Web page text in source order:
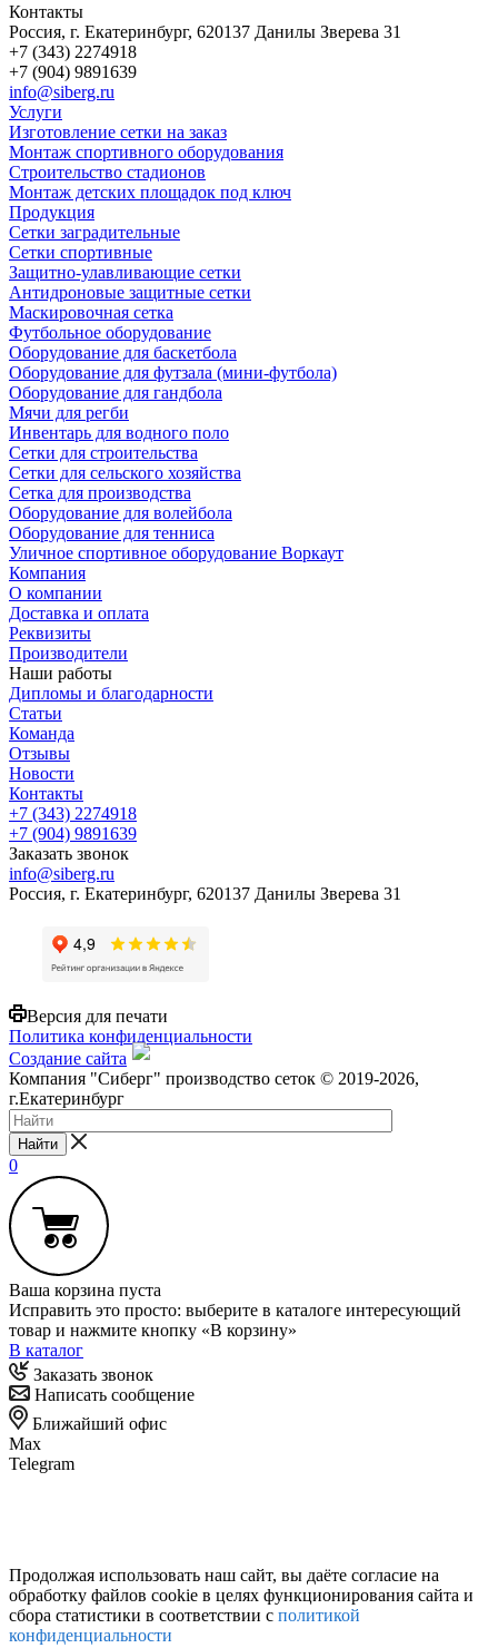
Контакты
Россия, г. Екатеринбург, 620137 Данилы Зверева 31
+7 (343) 2274918
+7 (904) 9891639
info@siberg.ru
Услуги
Изготовление сетки на заказ
Монтаж спортивного оборудования
Строительство стадионов
Монтаж детских площадок под ключ
Продукция
Сетки заградительные
Сетки спортивные
Защитно-улавливающие сетки
Антидроновые защитные сетки
Маскировочная сетка
Футбольное оборудование
Оборудование для баскетбола
Оборудование для футзала (мини-футбола)
Оборудование для гандбола
Мячи для регби
Инвентарь для водного поло
Сетки для строительства
Сетки для сельского хозяйства
Сетка для производства
Оборудование для волейбола
Оборудование для тенниса
Уличное спортивное оборудование Воркаут
Компания
О компании
Доставка и оплата
Реквизиты
Производители
Наши работы
Дипломы и благодарности
Статьи
Команда
Отзывы
Новости
Контакты
+7 (343) 2274918
+7 (904) 9891639
Заказать звонок
info@siberg.ru
Россия, г. Екатеринбург, 620137 Данилы Зверева 31
Версия для печати
Политика конфиденциальности
Создание сайта
Компания "Сиберг" производство сеток © 2019-2026,
г.Екатеринбург
Найти
0
Ваша корзина пуста
Исправить это просто: выберите в каталоге интересующий
товар и нажмите кнопку «В корзину»
В каталог
Заказать звонок
Написать сообщение
Ближайший офис
Max
Telegram
Продолжая использовать наш сайт, вы даёте согласие на
обработку файлов cookie в целях функционирования сайта и
сбора статистики в соответствии с политикой
конфиденциальности